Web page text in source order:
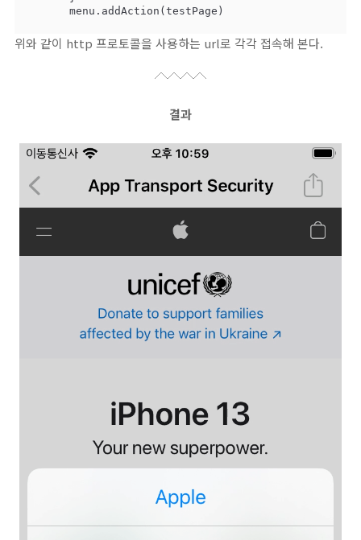
      menu.addAction(testPage)
위와 같이 http 프로토콜을 사용하는 url로 각각 접속해 본다.
결과